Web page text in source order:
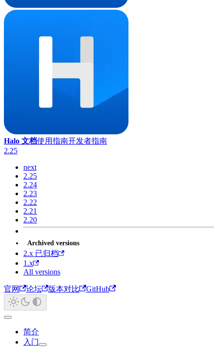
Halo 文档使用指南开发者指南
2.25
next
2.25
2.24
2.23
2.22
2.21
2.20
Archived versions
2.x 已归档
1.x
All versions
官网 论坛 版本对比 GitHub
简介
入门